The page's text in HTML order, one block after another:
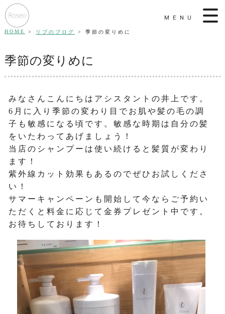
MENU
HOME リブのブログ 季節の変りめに
季節の変りめに
みなさんこんにちはアシスタントの井上です。
6月に入り季節の変わり目でお肌や髪の毛の調
子も敏感になる頃です。敏感な時期は自分の髪
をいたわってあげましょう！
当店のシャンプーは使い続けると髪質が変わり
ます！
紫外線カット効果もあるのでぜひお試しくださ
い！
サマーキャンペーンも開始して今ならご予約い
ただくと料金に応じて金券プレゼント中です。
お待ちしております！